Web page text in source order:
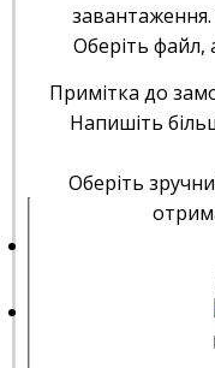
завантаження.
Оберіть файл,
Примітка до
Напишіть
Оберіть